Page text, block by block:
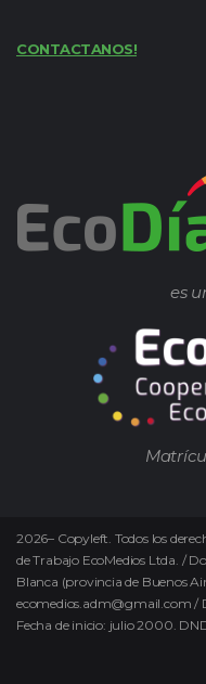
CONTACTANOS!
es
2026– Copyleft. Todos los
de Trabajo EcoMedios Ltda. /
Blanca (provincia de Buenos
ecomedios.adm@gmail.com /
Fecha de inicio: julio 2000.